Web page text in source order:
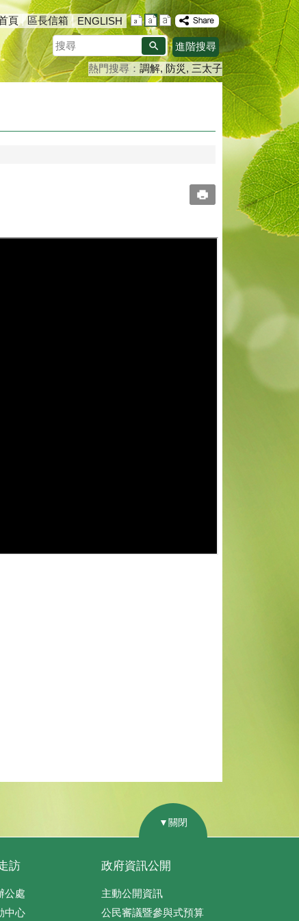
頁 區長信箱
ENGLISH
搜
尋
進階搜尋
熱門搜尋： 調解 防災
三太子
▼關閉
訪
公處
中心
政府資訊公開
主動公開資訊
公民審議暨參與式預算